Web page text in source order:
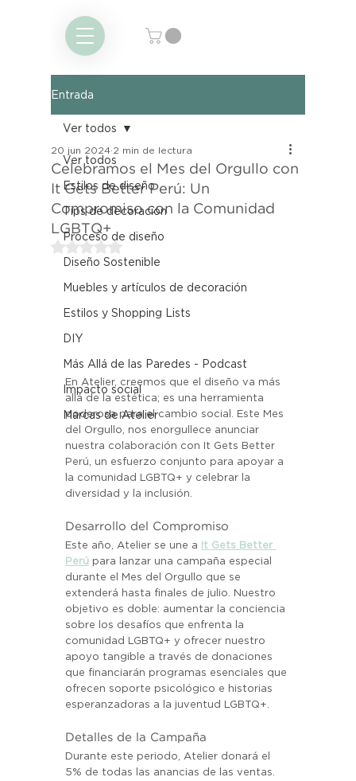
Entrada
Ver todos
Estilos de diseño
Tips de decoración
Proceso de diseño
Diseño Sostenible
Muebles y artículos de decoración
Estilos y Shopping Lists
DIY
Más Allá de las Paredes - Podcast
Impacto social
Marcas de Atelier
Ver todos
Celebramos el Mes del Orgullo con
It Gets Better Perú: Un
Compromiso con la Comunidad
LGBTQ+
20 jun 2024 2 min de lectura
Obtuvo NaN de 5 estrellas.
En Atelier, creemos que el diseño va más
allá de la estética; es una herramienta
poderosa para el cambio social. Este Mes
del Orgullo, nos enorgullece anunciar
nuestra colaboración con It Gets Better
Perú, un esfuerzo conjunto para apoyar a
la comunidad LGBTQ+ y celebrar la
diversidad y la inclusión.
Desarrollo del Compromiso
Este año, Atelier se une a It Gets Better
Perú para lanzar una campaña especial
durante el Mes del Orgullo que se
extenderá hasta finales de julio. Nuestro
objetivo es doble: aumentar la conciencia
sobre los desafíos que enfrenta la
comunidad LGBTQ+ y ofrecer nuestro
apoyo tangible a través de donaciones
que financiarán programas esenciales que
ofrecen soporte psicológico e historias
esperanzadoras a la juventud LGBTQ+.
Detalles de la Campaña
Durante este periodo, Atelier donará el
5% de todas las anancias de las ventas.